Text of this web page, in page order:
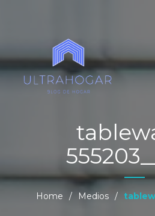
Home / Medios /